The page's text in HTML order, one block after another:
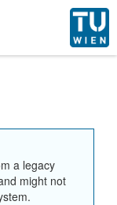
a legacy
might not